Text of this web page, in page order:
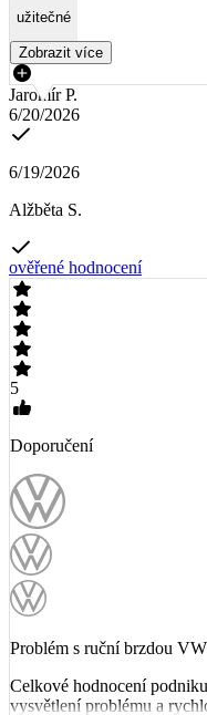
užitečné
Zobrazit více
Jaromír P.
6/20/2026
6/19/2026
Alžběta S.
ověřené hodnocení
5
Doporučení
Problém s ruční brzdou
Celkové hodnocení
vysvětlení problému a